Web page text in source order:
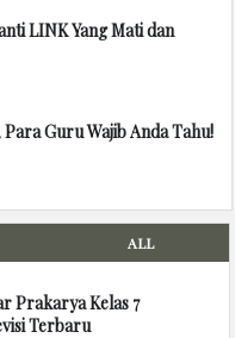
LINK Yang Mati dan
Guru Wajib Anda Tahu!
ALL
Prakarya Kelas 7
Terbaru